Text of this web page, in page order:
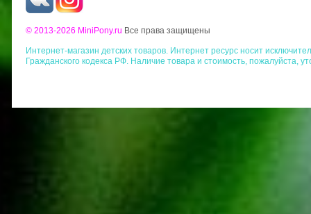
© 2013-2026 MiniPony.ru Все права защищены
Интернет-магазин детских товаров. Интернет ресурс носит
Гражданского кодекса РФ. Наличие товара и стоимость, пожалуйста,